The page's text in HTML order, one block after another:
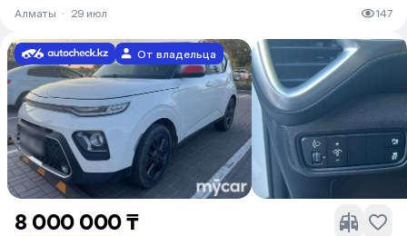
Алматы · 29 июл 147
От владельца
8 000 000 ₸